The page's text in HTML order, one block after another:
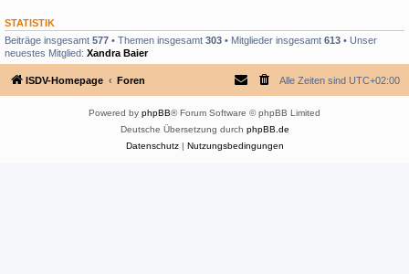
STATISTIK
Beiträge insgesamt 577 • Themen insgesamt 303 • Mitglieder insgesamt 613 • Unser
neuestes Mitglied: Xandra Baier
ISDV-Homepage Foren Alle Zeiten sind UTC+02:00
Powered by phpBB® Forum Software © phpBB Limited
Deutsche Übersetzung durch phpBB.de
Datenschutz| Nutzungsbedingungen